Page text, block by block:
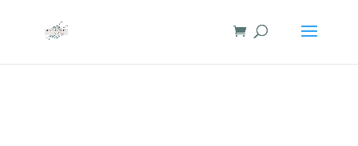
'__return_false' );Object